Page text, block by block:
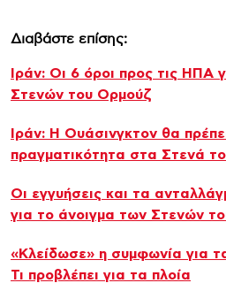
Διαβάστε επίσης:
Ιράν: Οι 6 όροι προς τις ΗΠΑ
Στενών του Ορμούζ
Ιράν: Η Ουάσινγκτον θα
πραγματικότητα στα Στενά
Οι εγγυήσεις και τα
για το άνοιγμα των Στενών
«Κλείδωσε» η συμφωνία για
Τι προβλέπει για τα πλοία